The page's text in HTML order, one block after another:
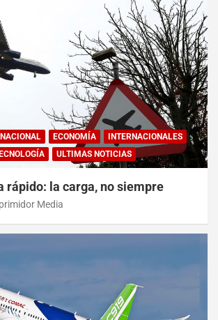
ECONOMÍA
INTERNACIONALES
ULTIMAS NOTICIAS
rápido: la carga, no siempre
Media